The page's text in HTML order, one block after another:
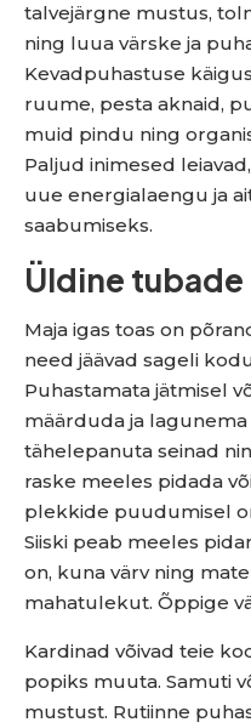
talvejärgne mustus,
ning luua värske ja
Kevadpuhastuse
ruume, pesta aknaid,
muid pindu ning
Paljud inimesed
uue energialaengu ja
saabumiseks.
Üldine
Maja igas toas on
need jäävad sageli
Puhastamata jätmisel
määrduda ja lagunema
tähelepanuta seinad
raske meeles pidada
plekkide puudumisel
Siiski peab meeles
on, kuna värv ning
mahatulekut. Õppige
Kardinad võivad teie
popiks muuta. Samuti
mustust. Rutiinne